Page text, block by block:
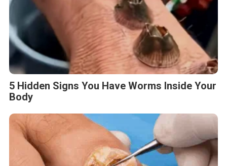
5 Hidden Signs You Have Worms Inside Your
Body